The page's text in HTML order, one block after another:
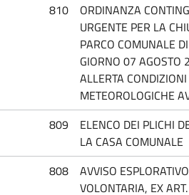
810
ORDINANZA
URGENTE PER LA
PARCO COMUNALE
GIORNO 07 AGOSTO
ALLERTA CONDIZIONI
METEOROLOGICHE
809
ELENCO DEI PLICHI
LA CASA COMUNALE
808
AVVISO
VOLONTARIA, EX